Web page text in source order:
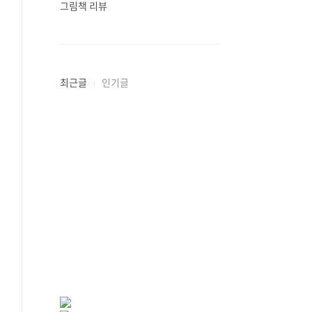
그림책 리뷰
최근글 인기글